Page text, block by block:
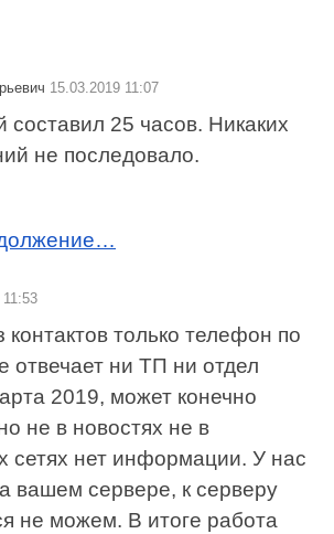
15.03.2019 11:07
составил 25 часов. Никаких
не последовало.
контактов только телефон по
отвечает ни ТП ни отдел
2019, может конечно
не в новостях не в
сетях нет информации. У нас
вашем сервере, к серверу
не можем. В итоге работа